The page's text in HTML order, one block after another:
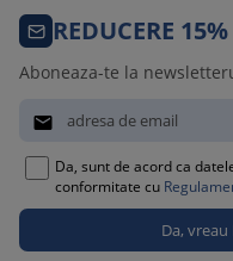
Comanda telefonica
REDUCERE
Aboneaza-te la

Da, sunt de acord ca
conformitate cu